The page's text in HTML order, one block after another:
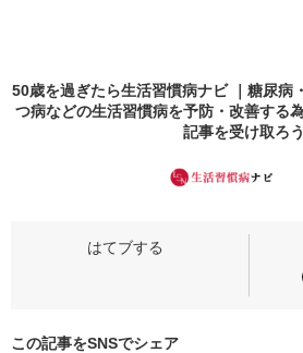
50歳を過ぎたら生活習慣病ナビ ｜糖尿病
つ病などの生活習慣病を予防・改善する
記事を受け取ろう
この記事をSNSでシェア